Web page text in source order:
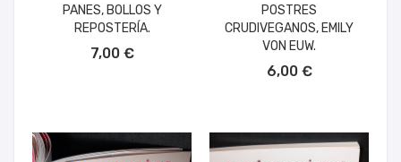
PANES, BOLLOS Y
REPOSTERÍA.
7,00 €
POSTRES
CRUDIVEGANOS, EMILY
VON EUW.
6,00 €